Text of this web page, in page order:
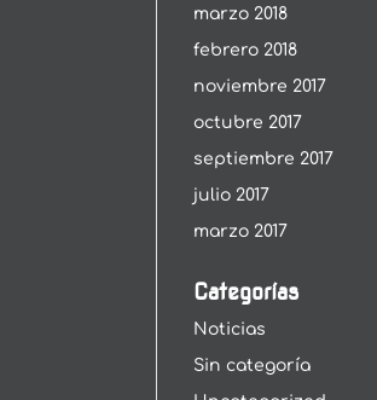
marzo 2018
febrero 2018
noviembre 2017
octubre 2017
septiembre 2017
julio 2017
marzo 2017
Categorías
Noticias
Sin categoría